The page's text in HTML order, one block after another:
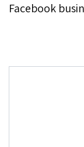
Facebook